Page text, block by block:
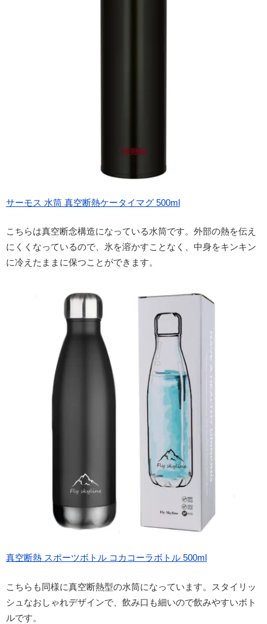
サーモス 水筒 真空断熱ケータイマグ 500ml
こちらは真空断念構造になっている水筒です。外部の熱を伝え
にくくなっているので、氷を溶かすことなく、中身をキンキン
に冷えたままに保つことができます。
真空断熱 スポーツボトル コカコーラボトル 500ml
こちらも同様に真空断熱型の水筒になっています。スタイリッ
シュなおしゃれデザインで、飲み口も細いので飲みやすいボト
ルです。